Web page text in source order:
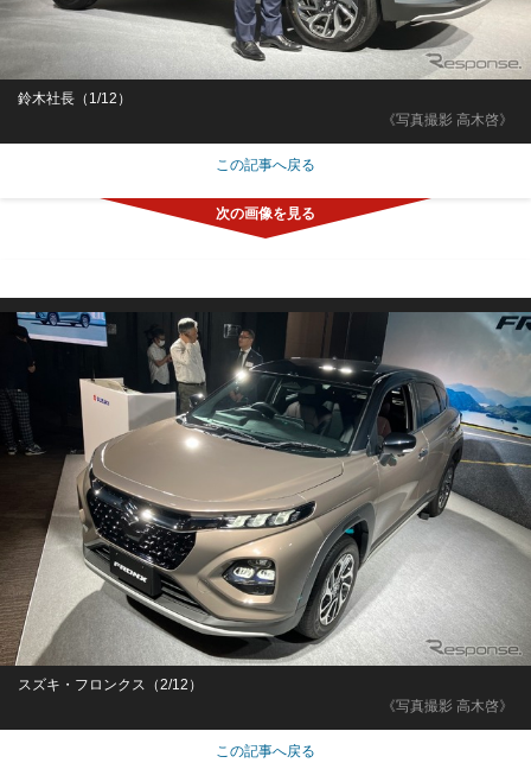
《写真撮影 高木啓》
鈴木社長（1/12）
この記事へ戻る
《写真撮影 高木啓》
スズキ・フロンクス（2/12）
この記事へ戻る